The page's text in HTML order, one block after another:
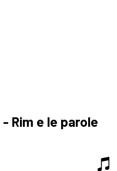
Rim e le parole